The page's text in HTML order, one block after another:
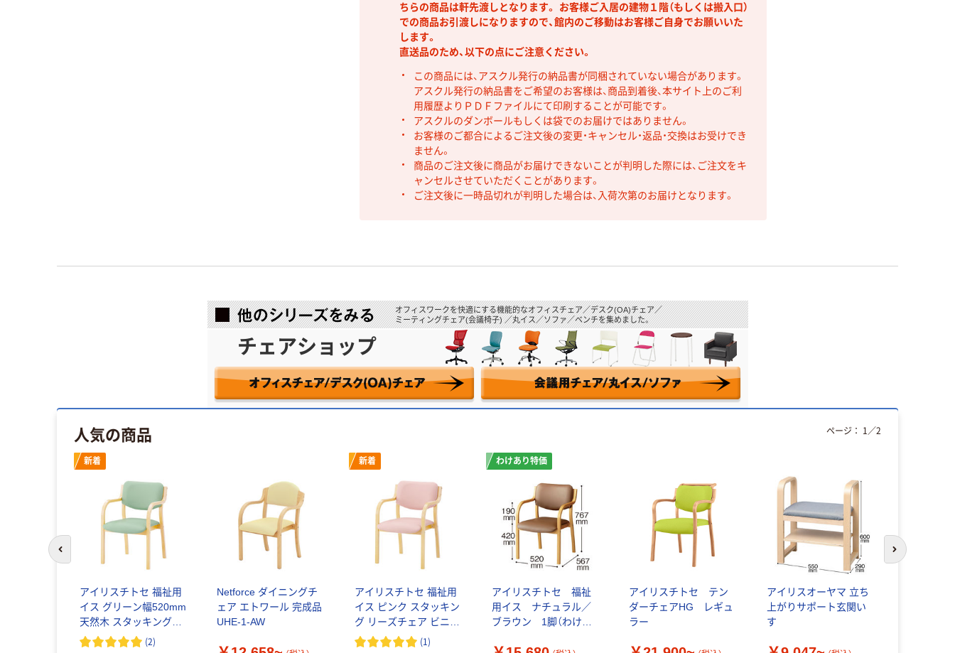
ちらの商品は軒先渡しとなります。 お客様ご入居の建物１階（もしくは搬入口）
での商品お引渡しになりますので、館内のご移動はお客様ご自身でお願いいた
します。
直送品のため、以下の点にご注意ください。
この商品には、アスクル発行の納品書が同梱されていない場合があります。
アスクル発行の納品書をご希望のお客様は、商品到着後、本サイト上のご利
用履歴よりＰＤＦファイルにて印刷することが可能です。
アスクルのダンボールもしくは袋でのお届けではありません。
お客様のご都合によるご注文後の変更・キャンセル・返品・交換はお受けでき
ません。
商品のご注文後に商品がお届けできないことが判明した際には、ご注文をキ
ャンセルさせていただくことがあります。
ご注文後に一時品切れが判明した場合は、入荷次第のお届けとなります。
オフィスワークを快適にする機能的なオフィスチェア／デスク(OA)チェア／
ミーティングチェア(会議椅子) ／丸イス／ソファ／ベンチを集めました。
チェアショップ
人気の商品
新着
アイリスチトセ 福祉用
イス グリーン幅520mm
天然木 スタッキング椅
子 ダイニングチェア 介
(2)
Netforce ダイニングチ
ェア エトワール 完成品
UHE-1-AW
新着
アイリスチトセ 福祉用
イス ピンク スタッキン
グ リーズチェア ビニー
ルレザー 介護 安定 幅
(1)
わけあり特価
アイリスチトセ 福祉
用イス ナチュラル／
ブラウン 1脚（わけあ
アイリスチトセ テン
ダーチェアHG レギュ
ラー
アイリスオーヤマ 立ち
上がりサポート玄関い
す
ページ： 1 ／2
前のスライドへ 次のスライド